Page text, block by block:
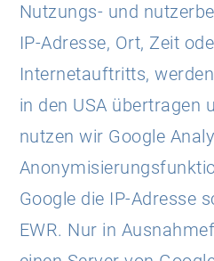
Nutzungs- und
IP-Adresse, Ort, Zeit
Internetauftritts,
in den USA übertragen
nutzen wir Google
Google die IP-Adresse
EWR. Nur in